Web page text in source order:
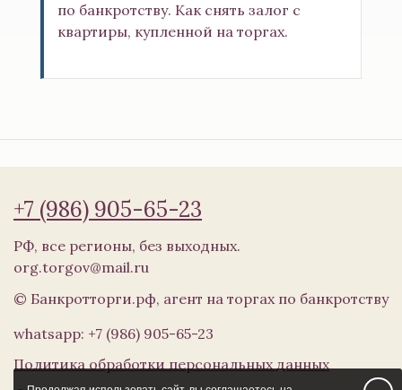
по банкротству. Как снять залог с
квартиры, купленной на торгах.
+7 (986) 905-65-23
РФ, все регионы, без выходных.
org.torgov@mail.ru
© Банкротторги.рф, агент на торгах по банкротству
whatsapp: +7 (986) 905-65-23
Политика обработки персональных данных